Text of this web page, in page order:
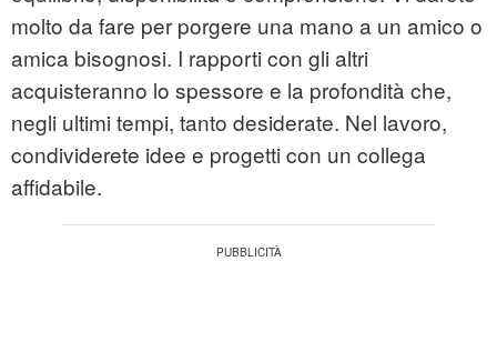
molto da fare per porgere una mano a un amico o
amica bisognosi. I rapporti con gli altri
acquisteranno lo spessore e la profondità che,
negli ultimi tempi, tanto desiderate. Nel lavoro,
condividerete idee e progetti con un collega
affidabile.